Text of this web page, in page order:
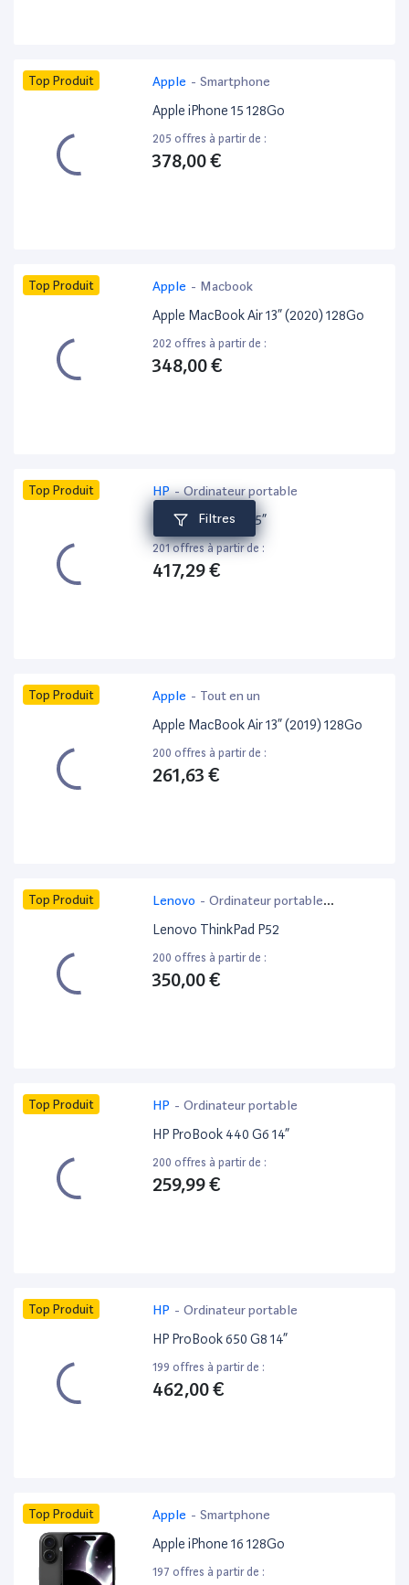
Filtres
Top Produit Apple - Smartphone
Apple iPhone 15 128Go
205 offres à partir de :
378,00 €
Top Produit Apple - Macbook
Apple MacBook Air 13” (2020) 128Go
202 offres à partir de :
348,00 €
Top Produit HP- Ordinateur portable
HP ZBook 15 G6 15”
201 offres à partir de :
417,29 €
Top Produit Apple - Tout en un
Apple MacBook Air 13” (2019) 128Go
200 offres à partir de :
261,63 €
Top Produit Lenovo - Ordinateur portable
bureautique
Lenovo ThinkPad P52
200 offres à partir de :
350,00 €
Top Produit HP - Ordinateur portable
HP ProBook 440 G6 14”
200 offres à partir de :
259,99 €
Top Produit HP - Ordinateur portable
HP ProBook 650 G8 14”
199 offres à partir de :
462,00 €
Top Produit Apple - Smartphone
Apple iPhone 16 128Go
197 offres à partir de :